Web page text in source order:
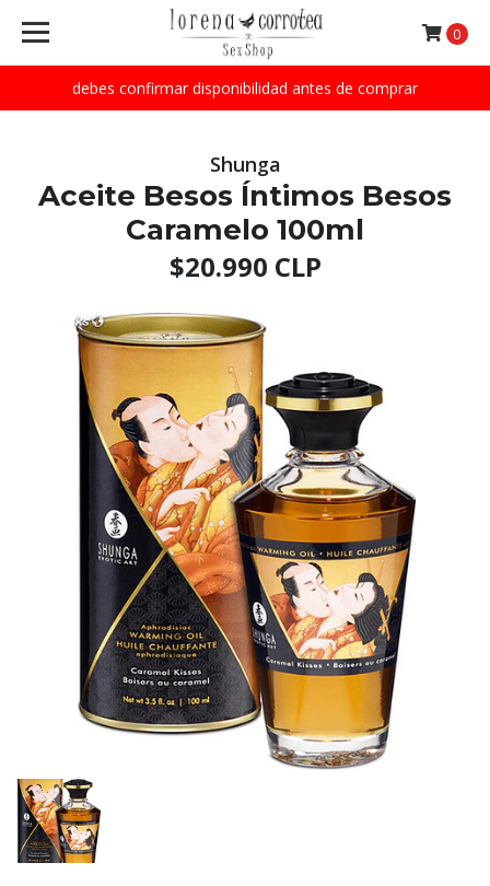
debes confirmar disponibilidad antes de comprar
0
Shunga
Aceite Besos Íntimos Besos
Caramelo 100ml
$20.990 CLP